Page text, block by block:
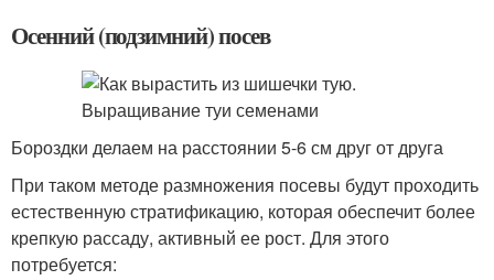
Осенний (подзимний) посев
Бороздки делаем на расстоянии 5-6 см друг от друга
При таком методе размножения посевы будут проходить
естественную стратификацию, которая обеспечит более
крепкую рассаду, активный ее рост. Для этого
потребуется: